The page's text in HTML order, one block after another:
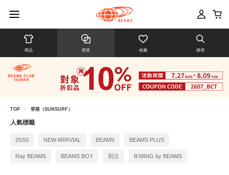
商品 穿搭 收藏 搜尋
TOP > 穿搭（SUNSURF）
人氣標籤
25SS NEW ARRVIAL BEAMS BEAMS PLUS
Ray BEAMS BEAMS BOY 別注 B:MING by BEAMS